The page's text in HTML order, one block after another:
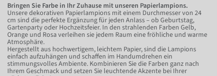
Bringen Sie Farbe in Ihr Zuhause mit unseren Papierlampions.
Unsere dekorativen Papierlampions mit einem Durchmesser von 24
cm sind die perfekte Ergänzung für jeden Anlass – ob Geburtstag,
Gartenparty oder Hochzeitsfeier. In den strahlenden Farben Gelb,
Orange und Rosa verleihen sie jedem Raum eine fröhliche und warme
Atmosphäre.
Hergestellt aus hochwertigem, leichtem Papier, sind die Lampions
einfach aufzuhängen und schaffen im Handumdrehen ein
stimmungsvolles Ambiente. Kombinieren Sie die Farben ganz nach
Ihrem Geschmack und setzen Sie leuchtende Akzente bei Ihrer